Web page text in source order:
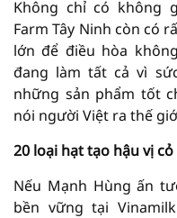
Không chỉ có không
Farm Tây Ninh còn có
lớn để điều hòa
đang làm tất cả vì
những sản phẩm tốt
nói người Việt ra thế
20 loại hạt tạo hậu vị
Nếu Mạnh Hùng ấn
bền vững tại